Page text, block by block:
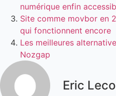
numérique enfin
Site comme movbor en
qui fonctionnent encore
Les meilleures
Nozgap
Eric